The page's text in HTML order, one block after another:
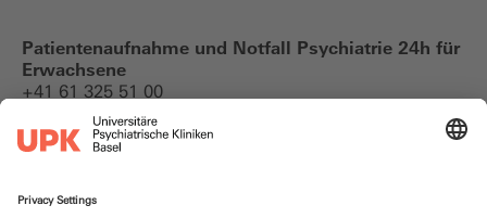
Patientenaufnahme und Notfall Psychiatrie 24h für
Erwachsene
+41 61 325 51 00
Notfallkontakte